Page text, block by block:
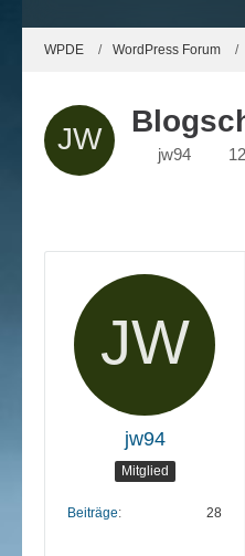
WPDE WordPress Forum
jw94
jw94
Mitglied
Beiträge 28